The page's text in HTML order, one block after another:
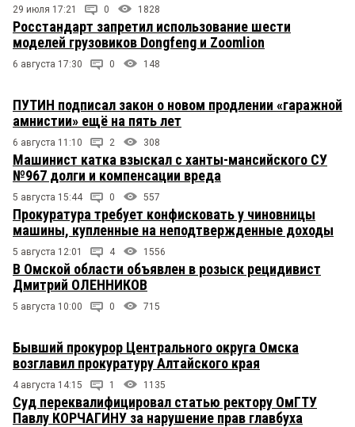
29 июля 17:21 0 1828
Росстандарт запретил использование шести
моделей грузовиков Dongfeng и Zoomlion
6 августа 17:30 0 148
ПУТИН подписал закон о новом продлении «гаражной
амнистии» ещё на пять лет
6 августа 11:10 2 308
Машинист катка взыскал с ханты-мансийского СУ
№967 долги и компенсации вреда
5 августа 15:44 0 557
Прокуратура требует конфисковать у чиновницы
машины, купленные на неподтвержденные доходы
5 августа 12:01 4 1556
В Омской области объявлен в розыск рецидивист
Дмитрий ОЛЕННИКОВ
5 августа 10:00 0 715
Бывший прокурор Центрального округа Омска
возглавил прокуратуру Алтайского края
4 августа 14:15 1 1135
Суд переквалифицировал статью ректору ОмГТУ
Павлу КОРЧАГИНУ за нарушение прав главбуха